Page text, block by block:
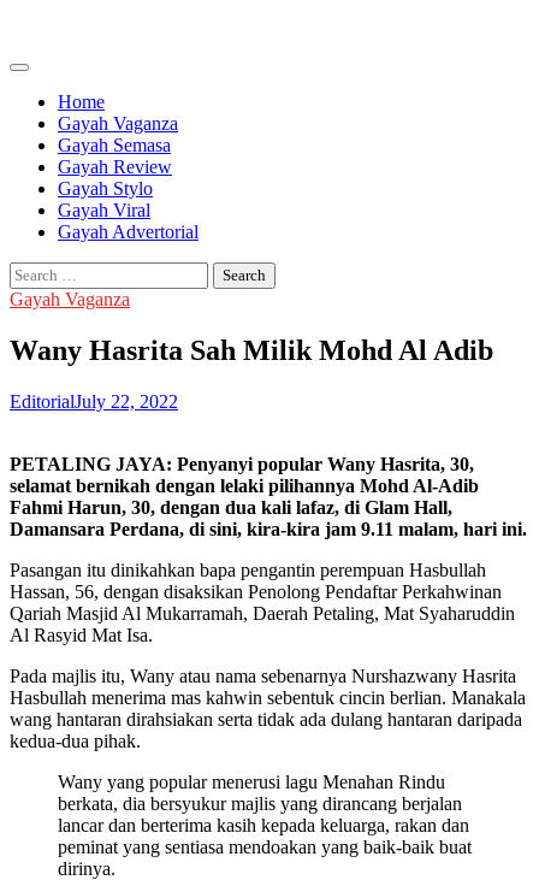
content
Home
Gayah Vaganza
Gayah Semasa
Gayah Review
Gayah Stylo
Gayah Viral
Gayah Advertorial
Search
for:
Gayah Vaganza
Wany Hasrita Sah Milik Mohd Al Adib
EditorialJuly 22, 2022
PETALING JAYA: Penyanyi popular Wany Hasrita, 30,
selamat bernikah dengan lelaki pilihannya Mohd Al-Adib
Fahmi Harun, 30, dengan dua kali lafaz, di Glam Hall,
Damansara Perdana, di sini, kira-kira jam 9.11 malam, hari ini.
Pasangan itu dinikahkan bapa pengantin perempuan Hasbullah
Hassan, 56, dengan disaksikan Penolong Pendaftar Perkahwinan
Qariah Masjid Al Mukarramah, Daerah Petaling, Mat Syaharuddin
Al Rasyid Mat Isa.
Pada majlis itu, Wany atau nama sebenarnya Nurshazwany Hasrita
Hasbullah menerima mas kahwin sebentuk cincin berlian. Manakala
wang hantaran dirahsiakan serta tidak ada dulang hantaran daripada
kedua-dua pihak.
Wany yang popular menerusi lagu Menahan Rindu
berkata, dia bersyukur majlis yang dirancang berjalan
lancar dan berterima kasih kepada keluarga, rakan dan
peminat yang sentiasa mendoakan yang baik-baik buat
dirinya.